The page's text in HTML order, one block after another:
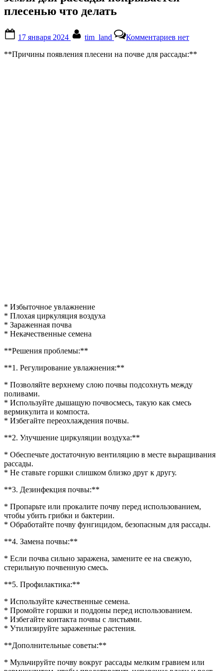
плесенью что делать
on
17 января 2024 tim_land Комментариевзаписи
земля
для
нет
**Причины появления плесени на почве для рассады:**
* Избыточное увлажнение
* Плохая циркуляция воздуха
* Зараженная почва
* Некачественные семена
**Решения проблемы:**
**1. Регулирование увлажнения:**
* Позволяйте верхнему слою почвы подсохнуть между
поливами.
* Используйте дышащую почвосмесь, такую как смесь
вермикулита и компоста.
* Избегайте переохлаждения почвы.
**2. Улучшение циркуляции воздуха:**
* Обеспечьте достаточную вентиляцию в месте выращивания
рассады.
* Не ставьте горшки слишком близко друг к другу.
**3. Дезинфекция почвы:**
* Пропарьте или прокалите почву перед использованием,
чтобы убить грибки и бактерии.
* Обработайте почву фунгицидом, безопасным для рассады.
**4. Замена почвы:**
* Если почва сильно заражена, замените ее на свежую,
стерильную почвенную смесь.
**5. Профилактика:**
* Используйте качественные семена.
* Промойте горшки и поддоны перед использованием.
* Избегайте контакта почвы с листьями.
* Утилизируйте зараженные растения.
**Дополнительные советы:**
* Мульчируйте почву вокруг рассады мелким гравием или